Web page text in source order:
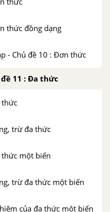
thức đồng dạng
- Chủ đề 10 : Đơn thức
11 : Đa thức
thức
trừ đa thức
một biến
trừ đa thức một biến
của đa thức một biến